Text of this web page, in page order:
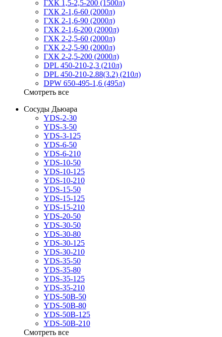
ГХК 1,5-2,5-200 (1500л)
ГХК 2-1,6-60 (2000л)
ГХК 2-1,6-90 (2000л)
ГХК 2-1,6-200 (2000л)
ГХК 2-2,5-60 (2000л)
ГХК 2-2,5-90 (2000л)
ГХК 2-2,5-200 (2000л)
DPL 450-210-2,3 (210л)
DPL 450-210-2.88(3.2) (210л)
DPW 650-495-1,6 (495л)
Смотреть все
Сосуды Дьюара
YDS-2-30
YDS-3-50
YDS-3-125
YDS-6-50
YDS-6-210
YDS-10-50
YDS-10-125
YDS-10-210
YDS-15-50
YDS-15-125
YDS-15-210
YDS-20-50
YDS-30-50
YDS-30-80
YDS-30-125
YDS-30-210
YDS-35-50
YDS-35-80
YDS-35-125
YDS-35-210
YDS-50B-50
YDS-50B-80
YDS-50B-125
YDS-50B-210
Смотреть все